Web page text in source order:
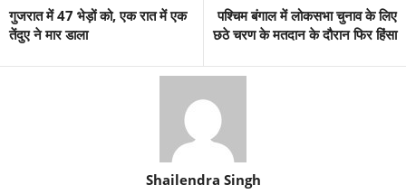
गुजरात में 47 भेड़ों को, एक रात में एक
तेंदुए ने मार डाला
पश्चिम बंगाल में लोकसभा चुनाव के लिए
छठे चरण के मतदान के दौरान फिर हिंसा
Shailendra Singh